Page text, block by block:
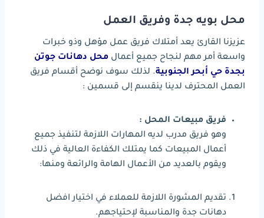
محل بويه جدة وفريق العمل
عزيزنا القارئ يعد أمتلاك فريق عمل مؤهل وذو خبرات
واسعة أمر مهم لنجاح جميع أعمال محل دهانات جوتن
بجدة حي أبحر الجنوبية. لذلك سوف نوضح أقسام فريق
العمل المحترف لدينا ينقسم إلى قسمين :
فريق مبيعات المحل :
وهو فريق مدرب لديه المهارات اللازمة لتنفيذ جميع
أعمال المبيعات كما يمتلك الكفاءة العالية في ذلك
ويقوم بالعديد من الأعمال الهامة والرائعة ومنها:
تقديم المشورة اللازمة للعملاء في اختيار افضل
دهانات جدة والمناسبة لإحتياجهم.